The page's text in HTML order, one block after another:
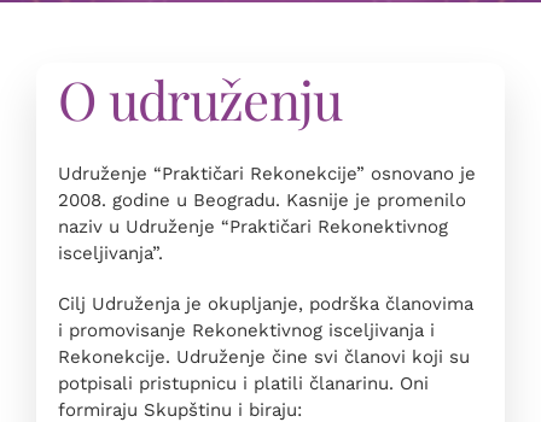
O udruženju
Udruženje “Praktičari Rekonekcije” osnovano je
2008. godine u Beogradu. Kasnije je promenilo
naziv u Udruženje “Praktičari Rekonektivnog
isceljivanja”.
Cilj Udruženja je okupljanje, podrška članovima
i promovisanje Rekonektivnog isceljivanja i
Rekonekcije. Udruženje čine svi članovi koji su
potpisali pristupnicu i platili članarinu. Oni
formiraju Skupštinu i biraju: